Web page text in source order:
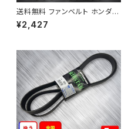
送料無料 ファンベルト ホンダ
ゼスト 型式JE1 H18.03～H24.
11 （国内トップメーカー） 1本 H
¥2,427